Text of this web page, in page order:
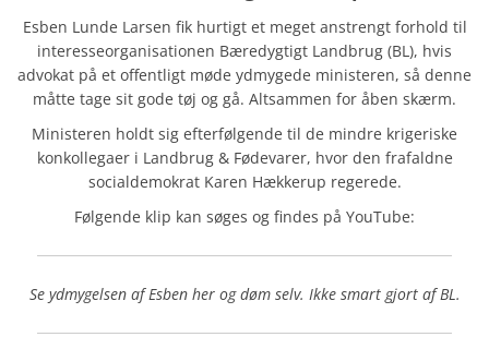
Esben Lunde Larsen fik hurtigt et meget anstrengt forhold til
interesseorganisationen Bæredygtigt Landbrug (BL), hvis
advokat på et offentligt møde ydmygede ministeren, så denne
måtte tage sit gode tøj og gå. Altsammen for åben skærm.
Ministeren holdt sig efterfølgende til de mindre krigeriske
konkollegaer i Landbrug & Fødevarer, hvor den frafaldne
socialdemokrat Karen Hækkerup regerede.
Følgende klip kan søges og findes på YouTube:
Se ydmygelsen af Esben her og døm selv. Ikke smart gjort af BL.